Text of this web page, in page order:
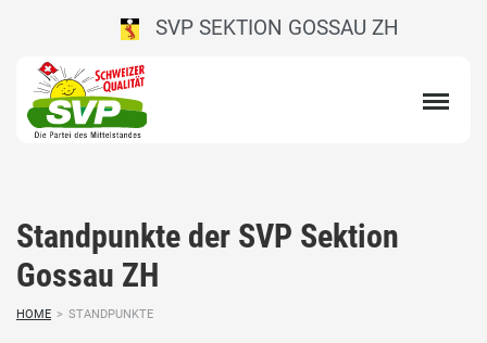
SVP SEKTION GOSSAU ZH
Standpunkte der SVP Sektion
Gossau ZH
HOME > STANDPUNKTE